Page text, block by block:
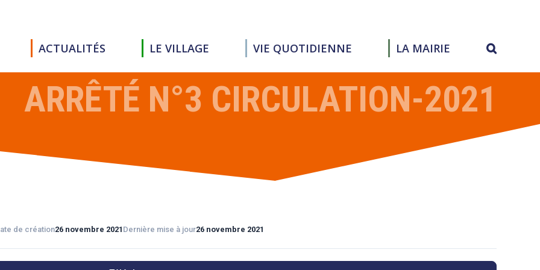
ACTUALITÉS LE VILLAGE VIE QUOTIDIENNE LA MAIRIE
ARRÊTÉ N°3 CIRCULATION-2021
de création26 novembre 2021 Dernière mise à jour26 novembre 2021